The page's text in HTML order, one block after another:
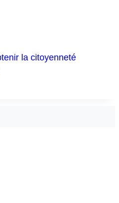
la citoyenneté